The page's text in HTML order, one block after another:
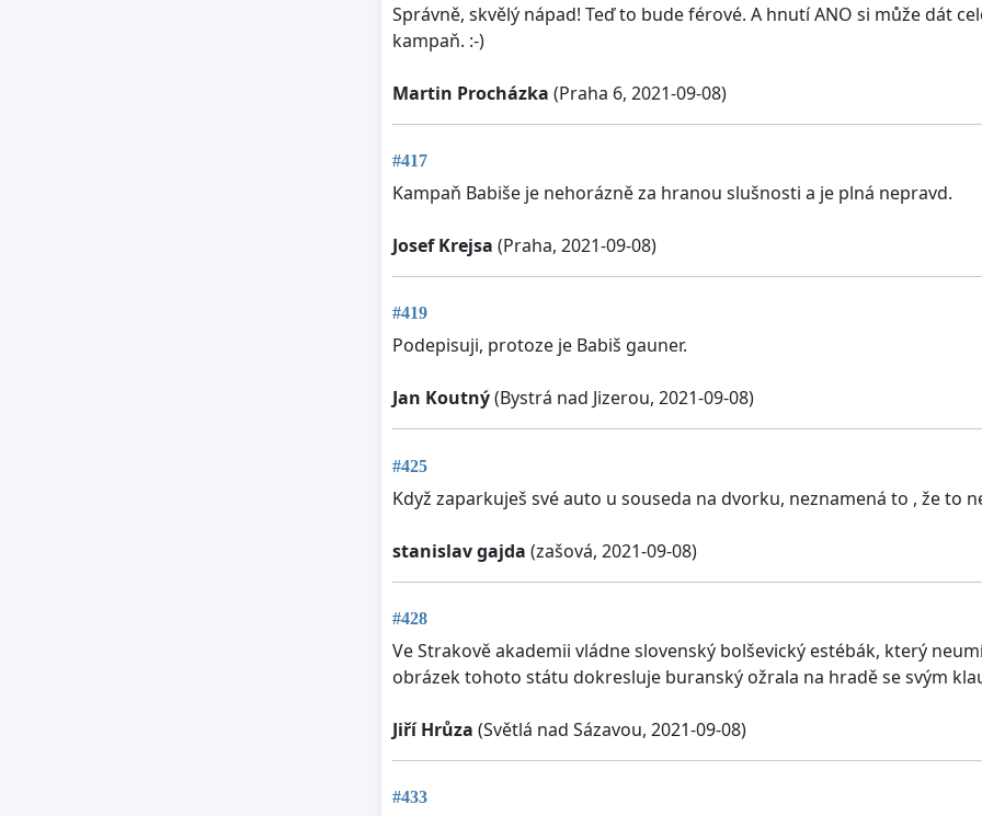
Správně, skvělý nápad! Teď to bude férové. A hnutí ANO si může dát
kampaň. :-)
Martin Procházka (Praha 6, 2021-09-08)
#417
Kampaň Babiše je nehorázně za hranou slušnosti a je plná nepravd.
Josef Krejsa (Praha, 2021-09-08)
#419
Podepisuji, protoze je Babiš gauner.
Jan Koutný(Bystrá nad Jizerou, 2021-09-08)
#425
Když zaparkuješ své auto u souseda na dvorku, neznamená to , že to
stanislav gajda (zašová, 2021-09-08)
#428
Ve Strakově akademii vládne slovenský bolševický estébák, který
obrázek tohoto státu dokresluje buranský ožrala na hradě se svým
Jiří Hrůza (Světlá nad Sázavou, 2021-09-08)
#433